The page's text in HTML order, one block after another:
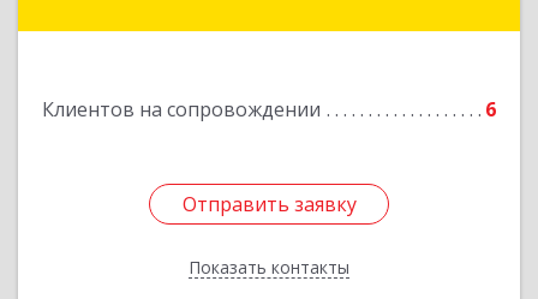
Клиентов на сопровождении 6
Отправить заявку
Показать контакты
Подробнее
Отправить заявку
Назад